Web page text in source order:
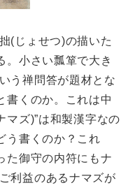
(じょせつ)の描いた
。小さい瓢箪で大き
う禅問答が題材とな
書くのか。これは中
マズ)”は和製漢字なの
う書くのか？これ
た御守の内符にもナ
利益のあるナマズが